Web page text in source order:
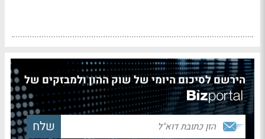
הירשם לסיכום היומי של שוק ההון ולמבזקים של